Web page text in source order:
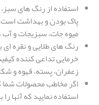
استفاده از رنگ های
پاک بودن و بهداشت
میوه جات، سبزیجات و آب
رنگ های طلایی و نقره ای
خرمایی تداعی کننده
زعفران، پسته، قهوه و
اگر مخاطب محصولات
استفاده نمایید که آنها